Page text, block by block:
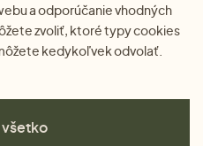
a odporúčanie vhodných
zvoliť, ktoré typy cookies
kedykoľvek odvolať.